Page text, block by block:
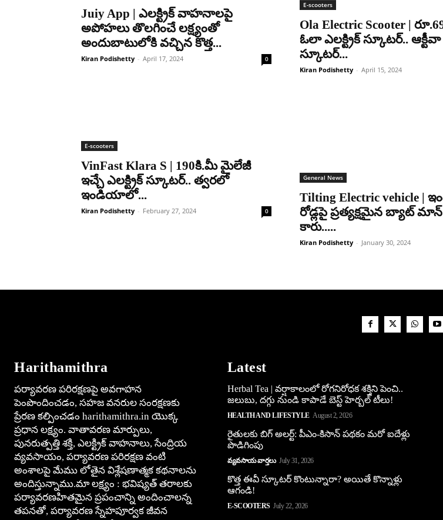
Juiy App | ఎలక్ట్రిక్ వాహనాలపై
అపోహలు తొలగించే లక్ష్యంతో
అందుబాటులోకి వచ్చిన కొత్త...
Kiran Podishetty - April 17, 2024 0
E-scooters
Ola Electric Scooter |
ఓలా ఎలక్ట్రిక్ స్కూటర్.. ఆక్టీవా
స్కూటర్...
Kiran Podishetty - April 15, 2024
E-scooters
VinFast Klara S | 190కి.మీ మైలేజీ
ఇచ్చే ఎలక్ట్రిక్ స్కూటర్.. త్వరలో
ఇండియాలో...
Kiran Podishetty - February 27, 2024 0
General News
Tilting Electric vehicle |
రోడ్లపై ప్రత్యక్షమైన బ్యాట్
కారు.....
Kiran Podishetty - January 30, 2024
Harithamithra
పర్యావరణ పరిరక్షణపై అవగాహన
పెంపొందించడం, సహజ వనరుల సంరక్షణకు
ప్రేరణ కల్పించడం harithamithra.in యొక్క
ప్రధాన లక్ష్యం. వాతావరణ మార్పులు,
పునరుత్పత్తి శక్తి, ఎలక్ట్రిక్ వాహనాలు, సేంద్రియ
వ్యవసాయం, పర్యావరణ పరిరక్షణ వంటి
అంశాలపై మేము లోతైన విశ్లేషణాత్మక కథనాలను
అందిస్తున్నాము.మా లక్ష్యం : భవిష్యత్ తరాలకు
పర్యావరణహితమైన ప్రపంచాన్ని అందించాలన్న
తపనతో, పర్యావరణ స్నేహపూర్వక జీవన
Latest
Herbal Tea | వర్షాకాలంలో రోగనిరోధక శక్తిని పెంచి..
జలుబు, దగ్గు నుండి కాపాడే బెస్ట్ హెర్బల్ టీలు!
HEALTH AND LIFESTYLE August 2, 2026
రైతులకు బిగ్ అలర్ట్: పీఎం-కిసాన్ పథకం మరో ఐదేళ్లు
పొడిగింపు
వ్యవసాయ వార్తలు July 31, 2026
కొత్త ఈవీ స్కూట‌ర్ కొంటున్నారా? అయితే కొన్నాళ్లు
ఆగండి!
E-SCOOTERS July 22, 2026